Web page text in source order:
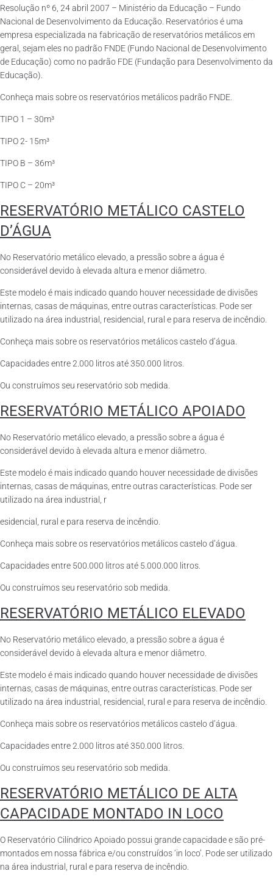
Resolução nº 6, 24 abril 2007 – Ministério da Educação – Fundo
Nacional de Desenvolvimento da Educação. Reservatórios é uma
empresa especializada na fabricação de reservatórios metálicos em
geral, sejam eles no padrão FNDE (Fundo Nacional de Desenvolvimento
de Educação) como no padrão FDE (Fundação para Desenvolvimento da
Educação).
Conheça mais sobre os reservatórios metálicos padrão FNDE.
TIPO 1 – 30m³
TIPO 2- 15m³
TIPO B – 36m³
TIPO C – 20m³
RESERVATÓRIO METÁLICO CASTELO
D’ÁGUA
No Reservatório metálico elevado, a pressão sobre a água é
considerável devido à elevada altura e menor diâmetro.
Este modelo é mais indicado quando houver necessidade de divisões
internas, casas de máquinas, entre outras características. Pode ser
utilizado na área industrial, residencial, rural e para reserva de incêndio.
Conheça mais sobre os reservatórios metálicos castelo d’água.
Capacidades entre 2.000 litros até 350.000 litros.
Ou construímos seu reservatório sob medida.
RESERVATÓRIO METÁLICO APOIADO
No Reservatório metálico elevado, a pressão sobre a água é
considerável devido à elevada altura e menor diâmetro.
Este modelo é mais indicado quando houver necessidade de divisões
internas, casas de máquinas, entre outras características. Pode ser
utilizado na área industrial, r
esidencial, rural e para reserva de incêndio.
Conheça mais sobre os reservatórios metálicos castelo d’água.
Capacidades entre 500.000 litros até 5.000.000 litros.
Ou construímos seu reservatório sob medida.
RESERVATÓRIO METÁLICO ELEVADO
No Reservatório metálico elevado, a pressão sobre a água é
considerável devido à elevada altura e menor diâmetro.
Este modelo é mais indicado quando houver necessidade de divisões
internas, casas de máquinas, entre outras características. Pode ser
utilizado na área industrial, residencial, rural e para reserva de incêndio.
Conheça mais sobre os reservatórios metálicos castelo d’água.
Capacidades entre 2.000 litros até 350.000 litros.
Ou construímos seu reservatório sob medida.
RESERVATÓRIO METÁLICO DE ALTA
CAPACIDADE MONTADO IN LOCO
O Reservatório Cilíndrico Apoiado possui grande capacidade e são pré-
montados em nossa fábrica e/ou construídos ‘in loco’. Pode ser utilizado
na área industrial, rural e para reserva de incêndio.